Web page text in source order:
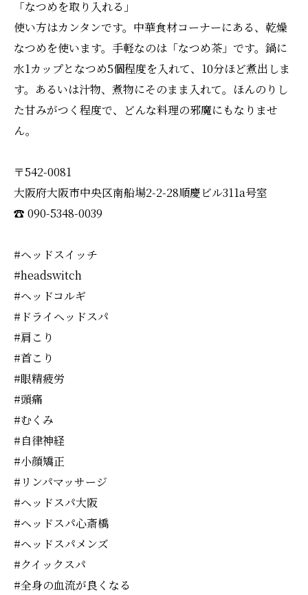
「なつめを取り入れる」
使い方はカンタンです。中華食材コーナーにある、乾燥
なつめを使います。手軽なのは「なつめ茶」です。鍋に
水1カップとなつめ5個程度を入れて、10分ほど煮出しま
す。あるいは汁物、煮物にそのまま入れて。ほんのりし
た甘みがつく程度で、どんな料理の邪魔にもなりませ
ん。
〒542-0081
大阪府大阪市中央区南船場2-2-28順慶ビル311a号室
☎︎ 090-5348-0039
#ヘッドスイッチ
#headswitch
#ヘッドコルギ
#ドライヘッドスパ
#肩こり
#首こり
#眼精疲労
#頭痛
#むくみ
#自律神経
#小顔矯正
#リンパマッサージ
#ヘッドスパ大阪
#ヘッドスパ心斎橋
#ヘッドスパメンズ
#クイックスパ
#全身の血流が良くなる